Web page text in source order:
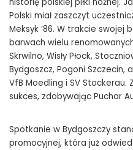
historię polskiej piłki nożnej.
Polski miał zaszczyt
Meksyk ’86. W trakcie swojej
barwach wielu
Skrwilno, Wisły Płock,
Bydgoszcz, Pogoni Szczecin,
VfB Moedling i SV
sukces, zdobywając Puchar
Spotkanie w Bydgoszczy
promocyjnej, która już